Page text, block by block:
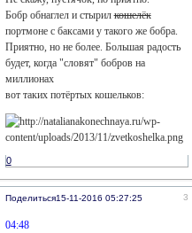
Бобр обнаглел и стырилкошелёк
портмоне с баксами у такого же бобра.
Приятно, но не более. Большая радость
будет, когда "словят" бобров на
миллионах
вот таких потёртых кошельков:
0
Поделиться 3
15-11-2016 05:27:25
04:48